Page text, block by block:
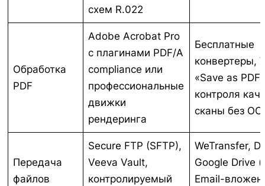
схем R.022
Обработка
PDF
Adobe Acrobat Pro
с плагинами PDF/A
compliance или
профессиональные
движки
рендеринга
Бесплатные
конвертеры,
«Save as
контроля
сканы без
Передача
файлов
Secure FTP (SFTP),
Veeva Vault,
контролируемый
WeTransfer,
Google Drive
Email-